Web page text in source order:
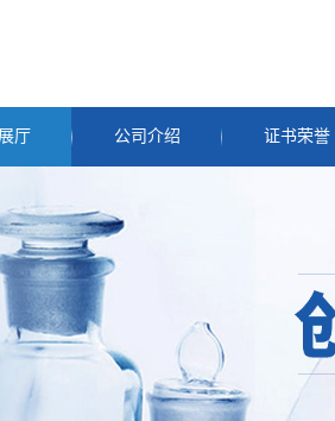
厅 公司介绍 证书荣誉